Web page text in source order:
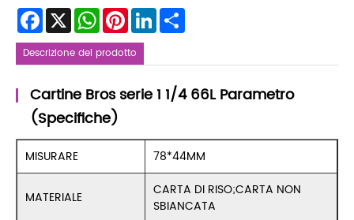
Facebook
X WhatsAppPinterestLinkedIn
Descrizione del prodotto
Cartine Bros serie 1 1/4 66L Parametro
(Specifiche)
MISURARE 78*44MM
MATERIALE
CARTA DI RISO;CARTA NON
SBIANCATA